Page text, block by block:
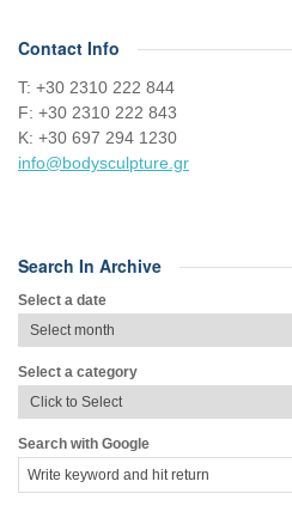
Contact Info
Τ: +30 2310 222 844
F: +30 2310 222 843
Κ: +30 697 294 1230
info@bodysculpture.gr
Search In Archive
Select a date
Select a category
Search with Google